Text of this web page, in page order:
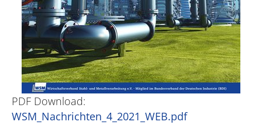
PDF Download:
WSM_Nachrichten_4_2021_WEB.pdf